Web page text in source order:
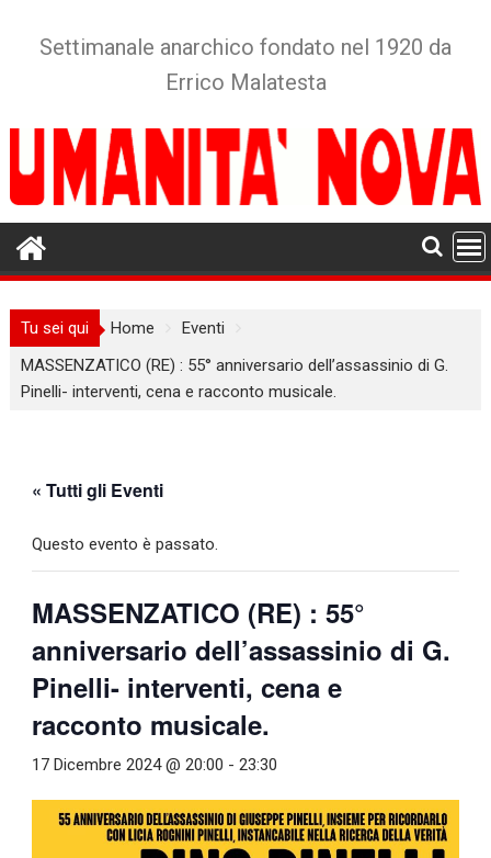
Settimanale anarchico fondato nel 1920 da
Errico Malatesta
Tu sei qui Home
Eventi
MASSENZATICO (RE) : 55° anniversario dell’assassinio di G.
Pinelli- interventi, cena e racconto musicale.
« Tutti gli Eventi
Questo evento è passato.
MASSENZATICO (RE) : 55°
anniversario dell’assassinio di G.
Pinelli- interventi, cena e
racconto musicale.
17 Dicembre 2024 @ 20:00 -23:30